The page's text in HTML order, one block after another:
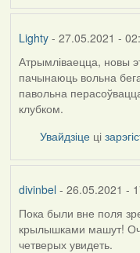
Lighty- 27.05.2021 -
Атрымліваецца, новы
пачынаюць вольна
павольна
клубком.
Увайдзіце ці
divinbel - 26.05.2021 -
Пока были вне поля
крылышками машут!
четверых увидеть.